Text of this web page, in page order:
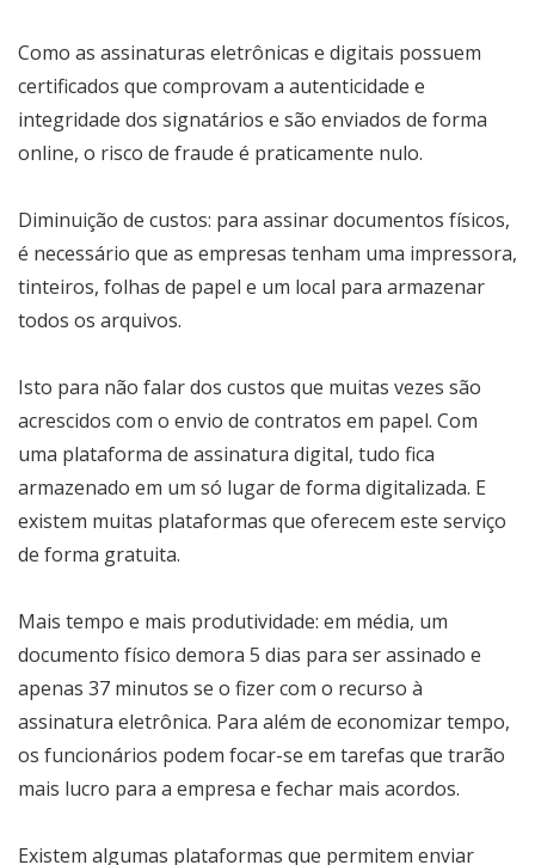
Como as assinaturas eletrônicas e digitais possuem
certificados que comprovam a autenticidade e
integridade dos signatários e são enviados de forma
online, o risco de fraude é praticamente nulo.
Diminuição de custos: para assinar documentos físicos,
é necessário que as empresas tenham uma impressora,
tinteiros, folhas de papel e um local para armazenar
todos os arquivos.
Isto para não falar dos custos que muitas vezes são
acrescidos com o envio de contratos em papel. Com
uma plataforma de assinatura digital, tudo fica
armazenado em um só lugar de forma digitalizada. E
existem muitas plataformas que oferecem este serviço
de forma gratuita.
Mais tempo e mais produtividade: em média, um
documento físico demora 5 dias para ser assinado e
apenas 37 minutos se o fizer com o recurso à
assinatura eletrônica. Para além de economizar tempo,
os funcionários podem focar-se em tarefas que trarão
mais lucro para a empresa e fechar mais acordos.
Existem algumas plataformas que permitem enviar